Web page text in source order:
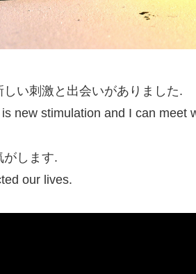
い刺激と出会いがありました.
new stimulation and I can meet
がします.
our lives.